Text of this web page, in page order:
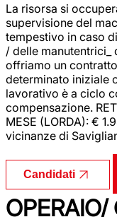
La risorsa si
supervisione del
tempestivo in caso
/ delle
offriamo un
determinato iniziale
lavorativo è a ciclo
compensazione.
MESE (LORDA): €
vicinanze di
Candidati
OPERAIO/